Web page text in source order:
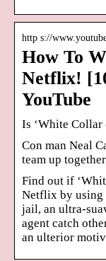
http s://
How To
Netflix!
YouTube
Is ‘White Collar
Con man Neal
team up
Find out if
Netflix by using
jail, an ultra-
agent catch
an ulterior